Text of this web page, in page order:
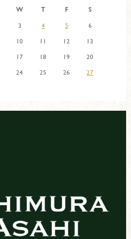
W T F
S
3 4 5
6
10 11 12
13
17 18 19
20
24 25 26
27